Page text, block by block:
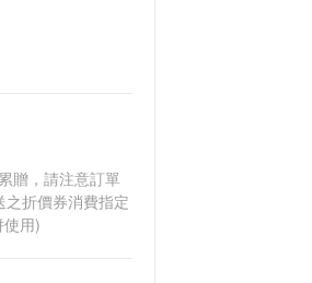
贈，請注意訂單
折價券消費指定
用)